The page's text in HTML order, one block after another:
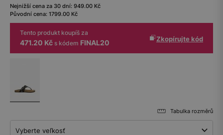
Nejnižší cena za 30 dní: 949.00 Kč
Původní cena: 1799.00 Kč
Tento produkt koupíš za
471.20 Kč s kódem FINAL20 Zkopírujte kód
Tabulka rozměrů
Vyberte veľkosť